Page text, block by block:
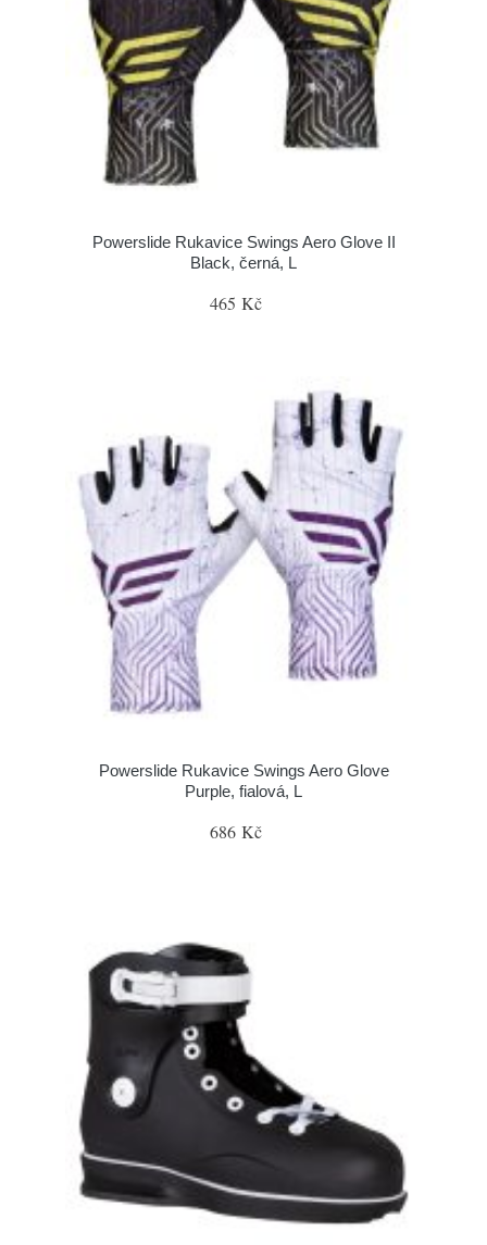
Powerslide Rukavice Swings Aero Glove II
Black, černá, L
465 Kč
Powerslide Rukavice Swings Aero Glove
Purple, fialová, L
686 Kč